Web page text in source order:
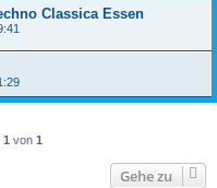
Classica Essen
1 von 1
Gehe zu